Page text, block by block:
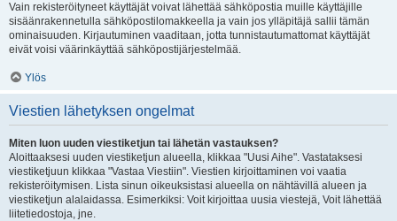
Vain rekisteröityneet käyttäjät voivat lähettää sähköpostia muille käyttäjille
sisäänrakennetulla sähköpostilomakkeella ja vain jos ylläpitäjä sallii tämän
ominaisuuden. Kirjautuminen vaaditaan, jotta tunnistautumattomat käyttäjät
eivät voisi väärinkäyttää sähköpostijärjestelmää.
Ylös
Viestien lähetyksen ongelmat
Miten luon uuden viestiketjun tai lähetän vastauksen?
Aloittaaksesi uuden viestiketjun alueella, klikkaa "Uusi Aihe". Vastataksesi
viestiketjuun klikkaa "Vastaa Viestiin". Viestien kirjoittaminen voi vaatia
rekisteröitymisen. Lista sinun oikeuksistasi alueella on nähtävillä alueen ja
viestiketjun alalaidassa. Esimerkiksi: Voit kirjoittaa uusia viestejä, Voit lähettää
liitetiedostoja, jne.